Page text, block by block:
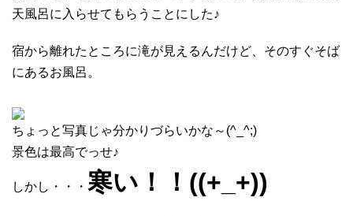
天風呂に入らせてもらうことにした♪
宿から離れたところに滝が見えるんだけど、そのすぐそば
にあるお風呂。
ちょっと写真じゃ分かりづらいかな～(^_^;)
景色は最高でっせ♪
しかし・・・ 寒い！！((+_+))